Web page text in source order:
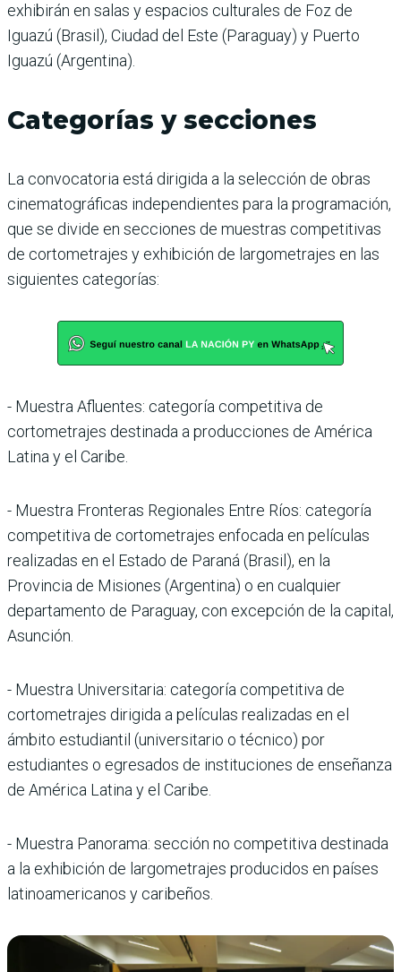
exhibirán en salas y espacios culturales de Foz de
Iguazú (Brasil), Ciudad del Este (Paraguay) y Puerto
Iguazú (Argentina).
Categorías y secciones
La convocatoria está dirigida a la selección de obras
cinematográficas independientes para la programación,
que se divide en secciones de muestras competitivas
de cortometrajes y exhibición de largometrajes en las
siguientes categorías:
- Muestra Afluentes: categoría competitiva de
cortometrajes destinada a producciones de América
Latina y el Caribe.
- Muestra Fronteras Regionales Entre Ríos: categoría
competitiva de cortometrajes enfocada en películas
realizadas en el Estado de Paraná (Brasil), en la
Provincia de Misiones (Argentina) o en cualquier
departamento de Paraguay, con excepción de la capital,
Asunción.
- Muestra Universitaria: categoría competitiva de
cortometrajes dirigida a películas realizadas en el
ámbito estudiantil (universitario o técnico) por
estudiantes o egresados de instituciones de enseñanza
de América Latina y el Caribe.
- Muestra Panorama: sección no competitiva destinada
a la exhibición de largometrajes producidos en países
latinoamericanos y caribeños.